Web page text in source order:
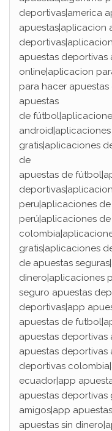
deportivas|america
apuestas|aplicacion
apuestas
online|aplicacion
para hacer
apuestas
de
gratis|aplicaciones
de
apuestas de
peru|aplicaciones
perú|aplicaciones
gratis|aplicaciones
de apuestas
dinero|aplicaciones
seguro apuestas
deportivas|app
apuestas de
apuestas deportivas
apuestas deportivas
deportivas
ecuador|app
apuestas deportivas
amigos|app
apuestas sin